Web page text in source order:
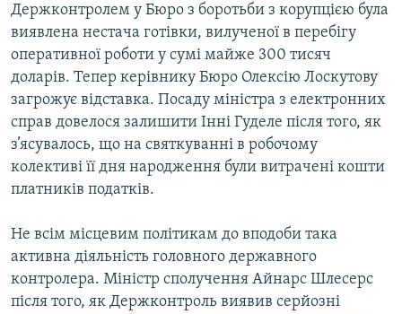
Держконтролем у Бюро з боротьби з корупцією була
виявлена нестача готівки, вилученої в перебігу
оперативної роботи у сумі майже 300 тисяч
доларів. Тепер керівнику Бюро Олексію Лоскутову
загрожує відставка. Посаду міністра з електронних
справ довелося залишити Інні Гуделе після того, як
з’ясувалось, що на святкуванні в робочому
колективі її дня народження були витрачені кошти
платників податків.
Не всім місцевим політикам до вподоби така
активна діяльність головного державного
контролера. Міністр сполучення Айнарс Шлесерс
після того, як Держконтроль виявив серйозні